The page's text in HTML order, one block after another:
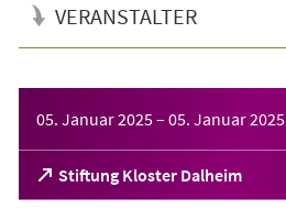
VERANSTALTER
05. Januar 2025– 05. Januar 2025
Stiftung Kloster Dalheim
(Öffnet
in